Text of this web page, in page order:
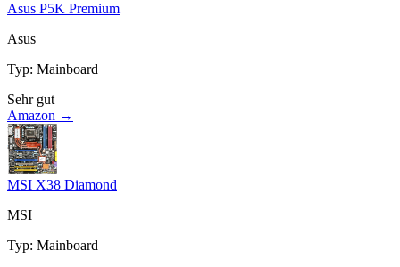
Asus P5K Premium
Asus
Typ: Mainboard
Sehr gut
Amazon →
MSI X38 Diamond
MSI
Typ: Mainboard